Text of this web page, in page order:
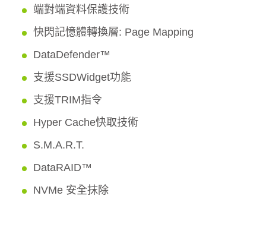
端對端資料保護技術
快閃記憶體轉換層: Page Mapping
DataDefender™
支援SSDWidget功能
支援TRIM指令
Hyper Cache快取技術
S.M.A.R.T.
DataRAID™
NVMe 安全抹除